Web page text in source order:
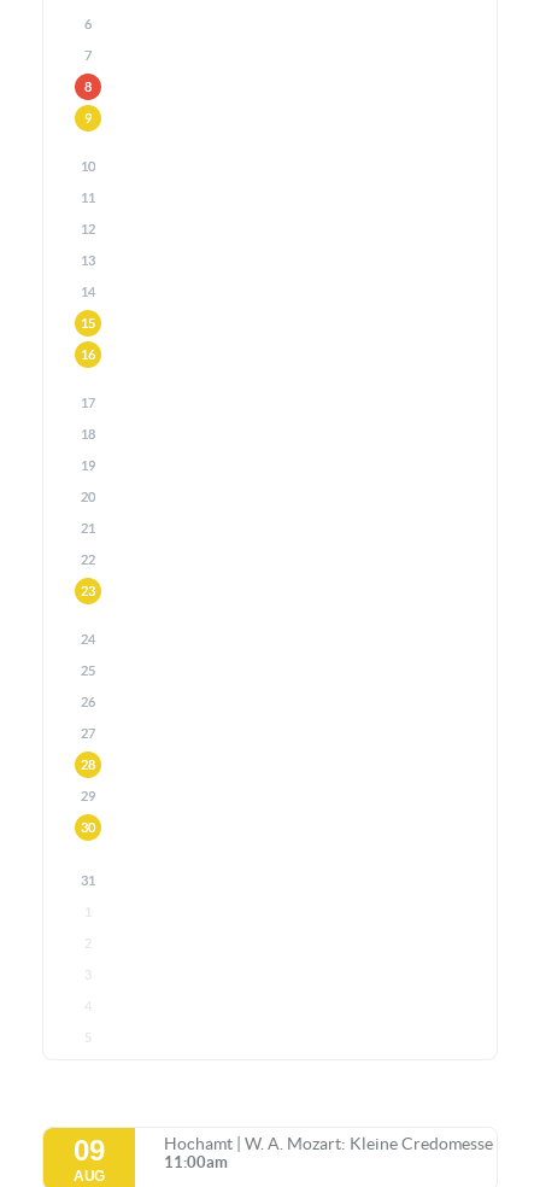
6
7
8
9
10
11
12
13
14
15
16
17
18
19
20
21
22
23
24
25
26
27
28
29
30
31
1
2
3
4
5
09
AUG
Hochamt | W. A. Mozart: Kleine Credomesse
11:00am